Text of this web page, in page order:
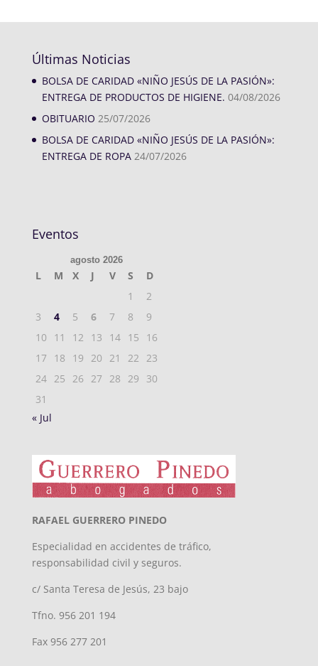
Últimas Noticias
BOLSA DE CARIDAD «NIÑO JESÚS DE LA PASIÓN»:
ENTREGA DE PRODUCTOS DE HIGIENE. 04/08/2026
OBITUARIO 25/07/2026
BOLSA DE CARIDAD «NIÑO JESÚS DE LA PASIÓN»:
ENTREGA DE ROPA 24/07/2026
Eventos
agosto 2026
L M X J V S
D
1
2
3
4 5 6 7 8
9
10
11 12 13 14 15
16
17
18 19 20 21 22
23
24 25 26 27 28 29
30
31
« Jul
RAFAEL GUERRERO PINEDO
Especialidad en accidentes de tráfico,
responsabilidad civil y seguros.
c/ Santa Teresa de Jesús, 23 bajo
Tfno. 956 201 194
Fax 956 277 201